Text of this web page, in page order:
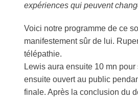
expériences qui peuvent
Voici notre programme de ce
manifestement sûr de lui.
télépathie.
Lewis aura ensuite 10 mn
ensuite ouvert au public
finale. Après la conclusion du